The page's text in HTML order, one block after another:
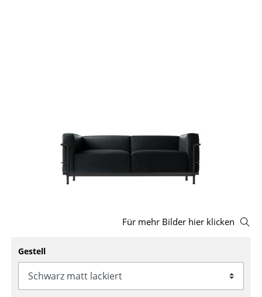
Sitzsäcke
Gartenstühle
Konferenzstühle
Bürosessel
Für mehr Bilder hier klicken
Gestell